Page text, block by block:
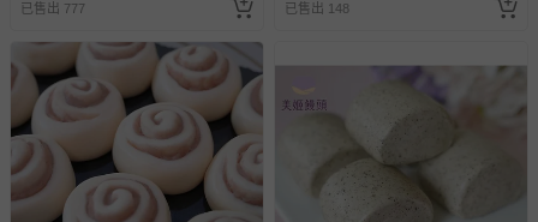
已售出 777 已售出 148